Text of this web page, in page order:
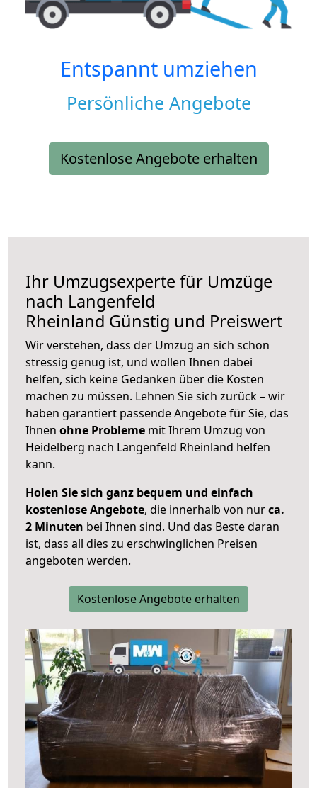
Entspannt umziehen
Persönliche Angebote
Kostenlose Angebote erhalten
Ihr Umzugsexperte für Umzüge
nach Langenfeld
Rheinland Günstig und Preiswert
Wir verstehen, dass der Umzug an sich schon
stressig genug ist, und wollen Ihnen dabei
helfen, sich keine Gedanken über die Kosten
machen zu müssen. Lehnen Sie sich zurück – wir
haben garantiert passende Angebote für Sie, das
Ihnen ohne Probleme mit Ihrem Umzug von
Heidelberg nach Langenfeld Rheinland helfen
kann.
Holen Sie sich ganz bequem und einfach
kostenlose Angebote, die innerhalb von nurca.
2 Minuten bei Ihnen sind. Und das Beste daran
ist, dass all dies zu erschwinglichen Preisen
angeboten werden.
Kostenlose Angebote erhalten